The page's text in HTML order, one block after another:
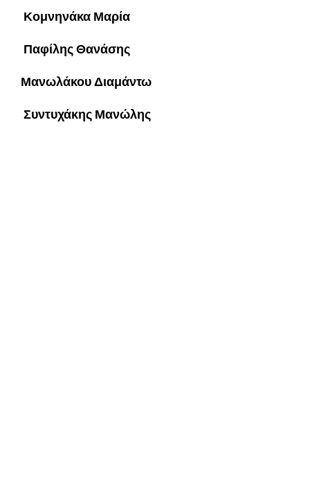
Κομνηνάκα Μαρία
Παφίλης Θανάσης
Μανωλάκου Διαμάντω
Συντυχάκης Μανώλης